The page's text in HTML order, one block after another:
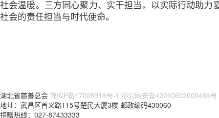
社会温暖。三方同心聚力、实干担当，以实际行动助
社会的责任担当与时代使命。
湖北省慈善总会 鄂ICP备17008916号-1 鄂公网安备42010602000486号
地址：武昌区首义路115号楚民大厦3楼 邮政编码430060
捐赠热线：027-87433333